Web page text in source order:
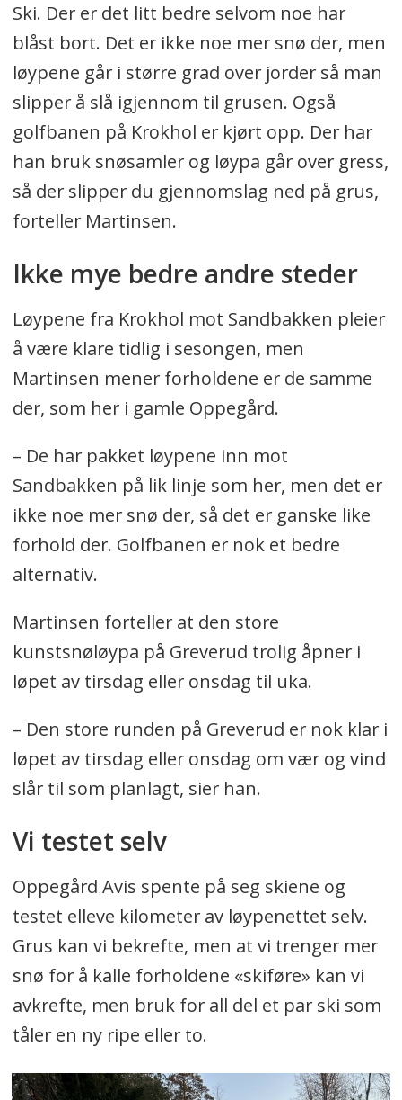
Ski. Der er det litt bedre selvom noe har
blåst bort. Det er ikke noe mer snø der, men
løypene går i større grad over jorder så man
slipper å slå igjennom til grusen. Også
golfbanen på Krokhol er kjørt opp. Der har
han bruk snøsamler og løypa går over gress,
så der slipper du gjennomslag ned på grus,
forteller Martinsen.
Ikke mye bedre andre steder
Løypene fra Krokhol mot Sandbakken pleier
å være klare tidlig i sesongen, men
Martinsen mener forholdene er de samme
der, som her i gamle Oppegård.
– De har pakket løypene inn mot
Sandbakken på lik linje som her, men det er
ikke noe mer snø der, så det er ganske like
forhold der. Golfbanen er nok et bedre
alternativ.
Martinsen forteller at den store
kunstsnøløypa på Greverud trolig åpner i
løpet av tirsdag eller onsdag til uka.
– Den store runden på Greverud er nok klar i
løpet av tirsdag eller onsdag om vær og vind
slår til som planlagt, sier han.
Vi testet selv
Oppegård Avis spente på seg skiene og
testet elleve kilometer av løypenettet selv.
Grus kan vi bekrefte, men at vi trenger mer
snø for å kalle forholdene «skiføre» kan vi
avkrefte, men bruk for all del et par ski som
tåler en ny ripe eller to.